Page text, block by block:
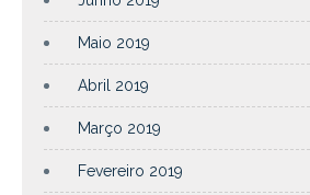
Maio 2019
Abril 2019
Março 2019
Fevereiro 2019